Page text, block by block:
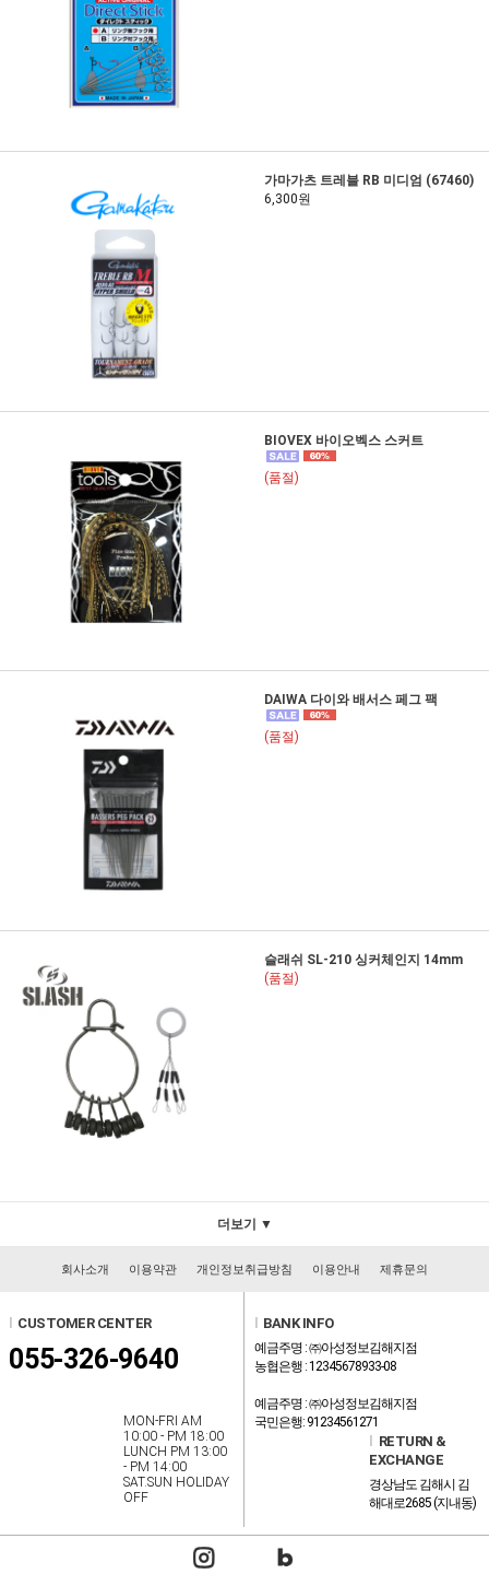
가마가츠 트레블 RB 미디엄 (67460)
6,300원
BIOVEX 바이오벡스 스커트
(품절)
DAIWA 다이와 배서스 페그 팩
(품절)
슬래쉬 SL-210 싱커체인지 14mm
(품절)
더보기 ▼
회사소개 이용약관 개인정보취급방침 이용안내 제휴문의
l CUSTOMER CENTER
055-326-9640
MON-FRI AM
10:00 - PM 18:00
LUNCH PM 13:00
- PM 14:00
SAT.SUN HOLIDAY
OFF
l BANK INFO
예금주명 : ㈜아성정보김해지점
농협은행 : 12345678933-08
예금주명 : ㈜아성정보김해지점
국민은행: 91234561271
l RETURN &
EXCHANGE
경상남도 김해시 김
해대로2685 (지내동)